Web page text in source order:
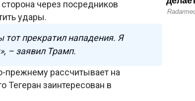
через посредников
удары.
тот прекратил нападения. Я
– заявил Трамп.
прежнему рассчитывает на
Тегеран заинтересован в